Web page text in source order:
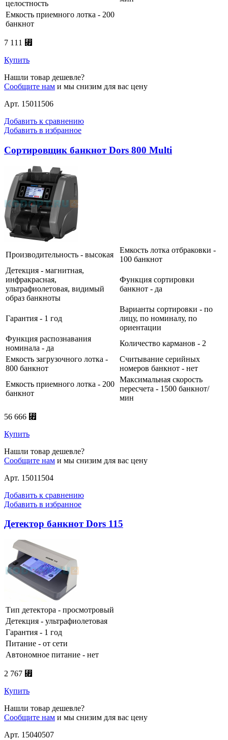
целостность
Емкость приемного лотка - 200
банкнот
7 111 ⃏
Купить
Нашли товар дешевле?
Сообщите нам и мы снизим для вас цену
Арт. 15011506
Добавить к сравнению
Добавить в избранное
Сортировщик банкнот Dors 800 Multi
Производительность - высокая
Емкость лотка отбраковки -
100 банкнот
Детекция - магнитная,
инфракрасная,
ультрафиолетовая, видимый
образ банкноты
Функция сортировки
банкнот - да
Гарантия - 1 год
Варианты сортировки - по
лицу, по номиналу, по
ориентации
Функция распознавания
номинала - да
Количество карманов - 2
Емкость загрузочного лотка -
800 банкнот
Считывание серийных
номеров банкнот - нет
Емкость приемного лотка - 200
банкнот
Максимальная скорость
пересчета - 1500 банкнот/
мин
56 666 ⃏
Купить
Нашли товар дешевле?
Сообщите нам и мы снизим для вас цену
Арт. 15011504
Добавить к сравнению
Добавить в избранное
Детектор банкнот Dors 115
Тип детектора - просмотровый
Детекция - ультрафиолетовая
Гарантия - 1 год
Питание - от сети
Автономное питание - нет
2 767 ⃏
Купить
Нашли товар дешевле?
Сообщите нам и мы снизим для вас цену
Арт. 15040507